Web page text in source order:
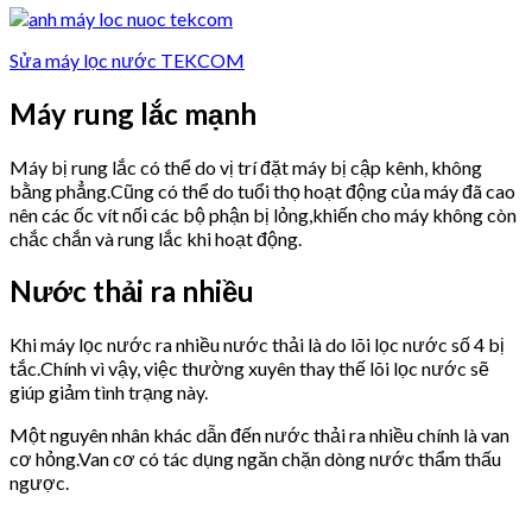
Sửa máy lọc nước TEKCOM
Máy rung lắc mạnh
Máy bị rung lắc có thể do vị trí đặt máy bị cập kênh, không
bằng phẳng.Cũng có thể do tuổi thọ hoạt động của máy đã cao
nên các ốc vít nối các bộ phận bị lỏng,khiến cho máy không còn
chắc chắn và rung lắc khi hoạt động.
Nước thải ra nhiều
Khi máy lọc nước ra nhiều nước thải là do lõi lọc nước số 4 bị
tắc.Chính vì vậy, việc thường xuyên thay thế lõi lọc nước sẽ
giúp giảm tình trạng này.
Một nguyên nhân khác dẫn đến nước thải ra nhiều chính là van
cơ hỏng.Van cơ có tác dụng ngăn chặn dòng nước thẩm thấu
ngược.